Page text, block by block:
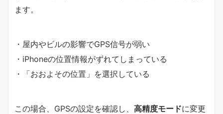
ます。
・屋内やビルの影響でGPS信号が弱い
・iPhoneの位置情報がずれてしまっている
・「おおよその位置」を選択している
この場合、GPSの設定を確認し、 高精度モードに変更